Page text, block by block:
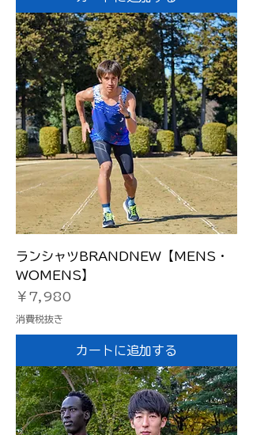
ランシャツBRANDNEW【MENS・
WOMENS】
価格
￥7,980
消費税抜き
カートに追加する